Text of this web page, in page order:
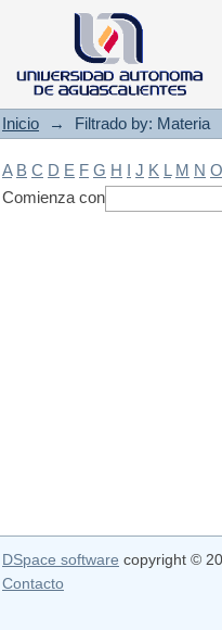
Filtrado by:
Inicio → Filtrado by: Materia
A B C D E F G H I J K L M N O
Comienza con
DSpace software copyright ©
Contacto